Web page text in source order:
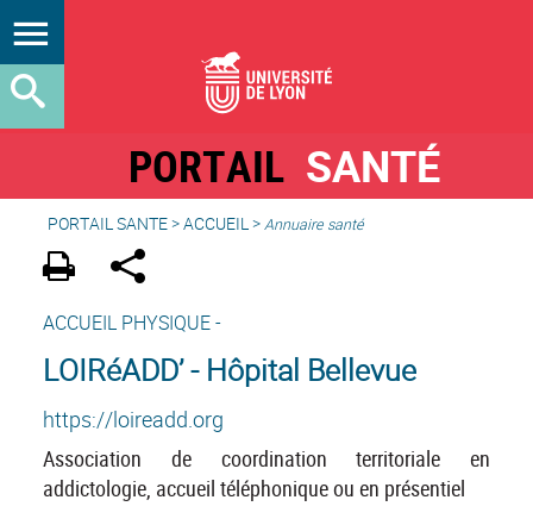
PORTAIL SANTÉ
PORTAIL SANTE>ACCUEIL>Annuaire santé
ACCUEIL PHYSIQUE -
LOIRéADD’ - Hôpital Bellevue
https://loireadd.org
Association de coordination territoriale en
addictologie, accueil téléphonique ou en présentiel